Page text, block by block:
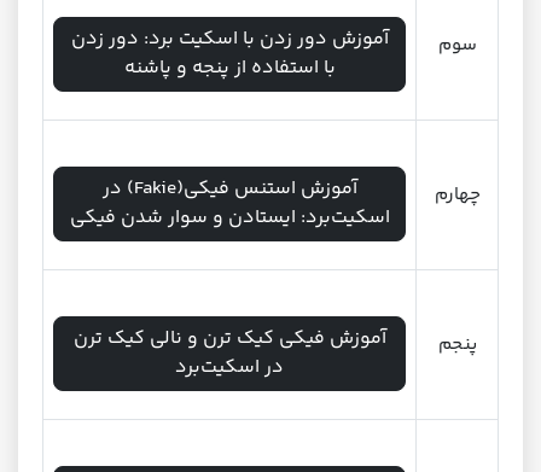
سوم
آموزش دور زدن با اسکیت برد: دور زدن
با استفاده از پنجه و پاشنه
چهارم
آموزش استنس فیکی(Fakie) در
اسکیت‌برد: ایستادن و سوار شدن فیکی
پنجم
آموزش فیکی کیک ترن و نالی کیک ترن
در اسکیت‌برد